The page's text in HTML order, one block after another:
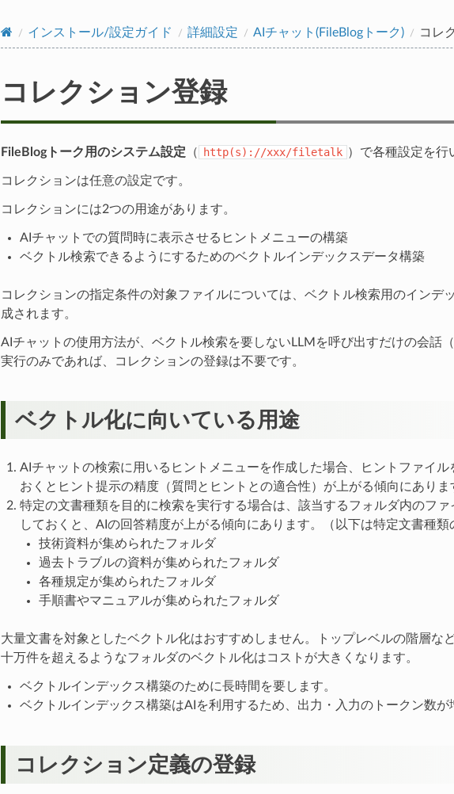
インストール/設定ガイド 詳細設定 AIチャット(FileBlogトーク) コレ
コレクション登録
FileBlogトーク用のシステム設定 （ http(s)://xxx/filetalk ）で各種設定を行
コレクションは任意の設定です。
コレクションには2つの用途があります。
AIチャットでの質問時に表示させるヒントメニューの構築
ベクトル検索できるようにするためのベクトルインデックスデータ構築
コレクションの指定条件の対象ファイルについては、ベクトル検索用のインデ
成されます。
AIチャットの使用方法が、ベクトル検索を要しないLLMを呼び出すだけの会話
実行のみであれば、コレクションの登録は不要です。
ベクトル化に向いている用途
AIチャットの検索に用いるヒントメニューを作成した場合、ヒントファイル
おくとヒント提示の精度（質問とヒントとの適合性）が上がる傾向にありま
特定の文書種類を目的に検索を実行する場合は、該当するフォルダ内のフ
しておくと、AIの回答精度が上がる傾向にあります。（以下は特定文書種類
技術資料が集められたフォルダ
過去トラブルの資料が集められたフォルダ
各種規定が集められたフォルダ
手順書やマニュアルが集められたフォルダ
大量文書を対象としたベクトル化はおすすめしません。トップレベルの階層な
十万件を超えるようなフォルダのベクトル化はコストが大きくなります。
ベクトルインデックス構築のために長時間を要します。
ベクトルインデックス構築はAIを利用するため、出力・入力のトークン数が
コレクション定義の登録